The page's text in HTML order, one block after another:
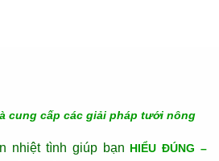
cung cấp các giải pháp tưới nông
nhiệt tình giúp bạn HIỂU ĐÚNG –